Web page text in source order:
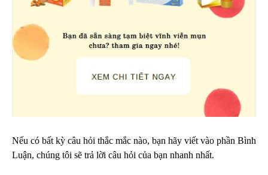
Nếu có bất kỳ câu hỏi thắc mắc nào, bạn hãy viết vào phần Bình
Luận, chúng tôi sẽ trả lời câu hỏi của bạn nhanh nhất.